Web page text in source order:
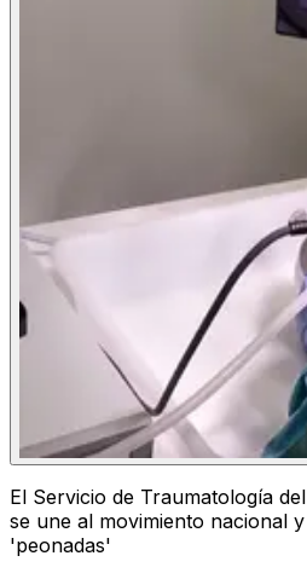
El Servicio de Traumatología
se une al movimiento nacional
'peonadas'